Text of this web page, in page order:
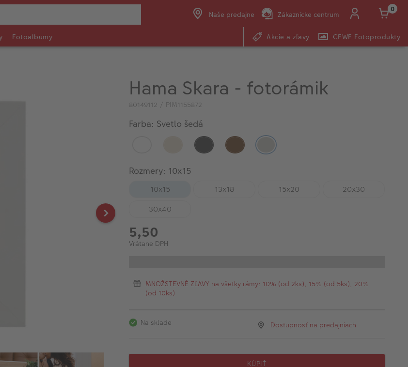
Naše predajne Zákaznícke centrum
0
Fotoalbumy Akcie a zľavy CEWE Fotoprodukty
Hama Skara - fotorámik
80149112 / PIM1155872
Farba: Svetlo šedá
Rozmery: 10x15
10x15 13x18 15x20
20x30
30x40
5,50
Vrátane DPH
MNOŽSTEVNÉ ZĽAVY na všetky rámy: 10% (od 2ks), 15% (od 5ks), 20%
(od 10ks)
Na sklade Dostupnosť na predajniach
KÚPIŤ